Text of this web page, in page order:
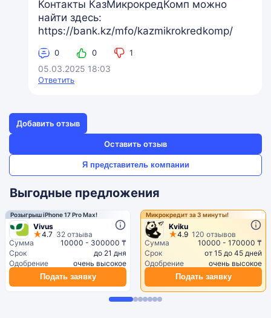
Контакты КазМикрокредКомп можно
найти здесь:
https://bank.kz/mfo/kazmikrokredkomp/
0 0 1
05.03.2025 18:03
Ответить
Добавить отзыв
Оставить отзыв
Я представитель компании
Выгодные предложения
Розыгрыш iPhone 17 Pro Max!
Vivus
4.7 32 отзыва
Сумма
10000 - 300000 ₸
Срок
до 21 дня
Одобрение
очень высокое
Подать заявку
Микрокредит за 3 минуты!
Kviku
4.9 120 отзывов
Сумма
10000 - 170000 ₸
Срок
от 15 до 45 дней
Одобрение
очень высокое
Подать заявку